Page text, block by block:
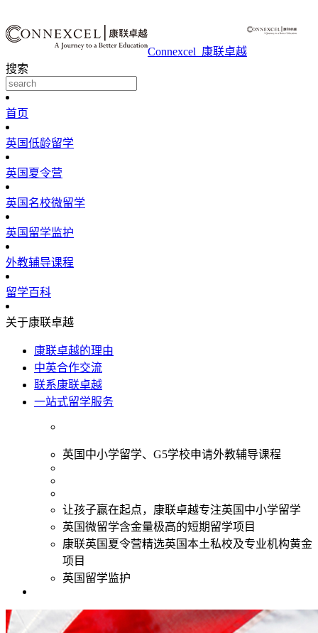
Connexcel_康联卓越
搜索
首页
英国低龄留学
英国夏令营
英国名校微留学
英国留学监护
外教辅导课程
留学百科
关于康联卓越
康联卓越的理由
中英合作交流
联系康联卓越
一站式留学服务
英国中小学留学、G5学校申请外教辅导课程
让孩子赢在起点，康联卓越专注英国中小学留学
英国微留学含金量极高的短期留学项目
康联英国夏令营精选英国本土私校及专业机构黄金
项目
英国留学监护